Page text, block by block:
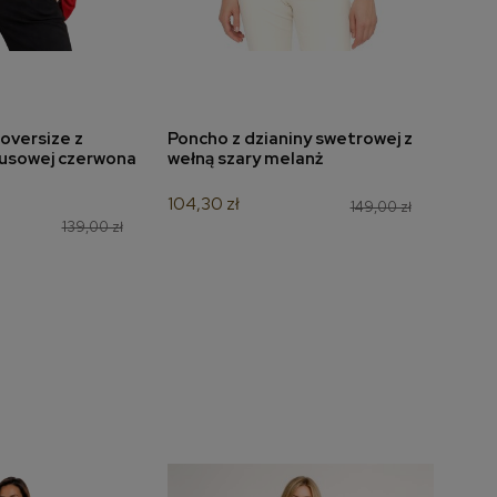
koszyka
z
czerwona
139,00 zł
dodaj do koszyka
Poncho z dzianiny swetrowej z
wełną szary melanż
149,00 zł
104,30 zł